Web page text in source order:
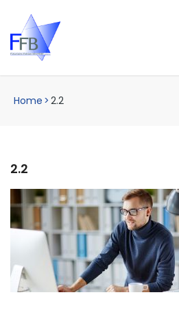
Home > 2.2
2.2